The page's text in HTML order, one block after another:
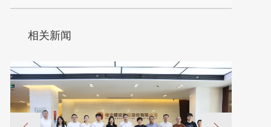
相关新闻
春风擂战鼓 实干开新局|维业股份2026年第
一季度中标捷报